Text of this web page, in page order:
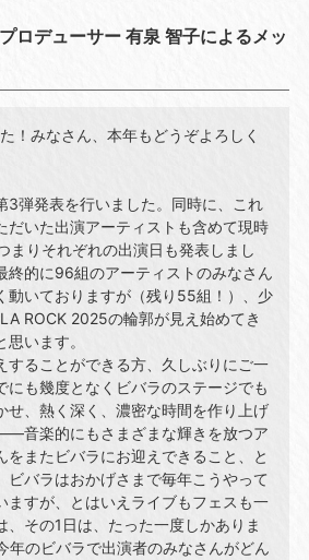
ロデューサー 有泉 智⼦によるメッ
！みなさん、本年もどうぞよろしく
3弾発表を⾏いました。同時に、これ
だいた出演アーティストも含めて現時
まりそれぞれの出演⽇も発表しまし
終的に96組のアーティストのみなさん
動いておりますが（残り55組！）、少
ROCK 2025の輪郭が⾒え始めてき
います。
することができる⽅、久しぶりにご⼀
にも幾度となくビバラのステージでも
せ、熱く深く、濃密な時間を作り上げ
⾳楽的にもさまざまな輝きを放つア
をまたビバラにお迎えできること、と
ビバラはおかげさまで毎年こうやって
ますが、とはいえライブもフェスも⼀
、その1⽇は、たった⼀度しかありま
年のビバラで出演者のみなさんがどん